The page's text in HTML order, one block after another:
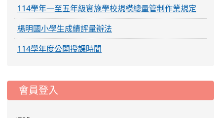
114學年一至五年級實施學校規模總量管制作業規定
楊明國小學生成績評量辦法
114學年度公開授課時間
::: 會員登入